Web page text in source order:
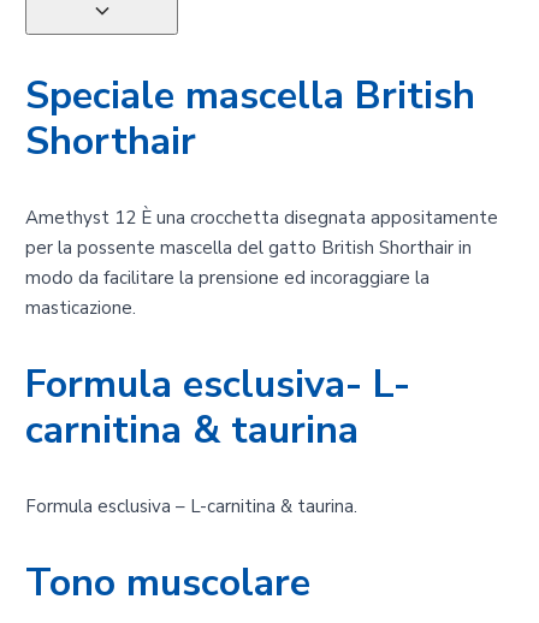
Speciale mascella British
Shorthair
Amethyst 12 È una crocchetta disegnata appositamente
per la possente mascella del gatto British Shorthair in
modo da facilitare la prensione ed incoraggiare la
masticazione.
Formula esclusiva- L-
carnitina & taurina
Formula esclusiva – L-carnitina & taurina.
Tono muscolare